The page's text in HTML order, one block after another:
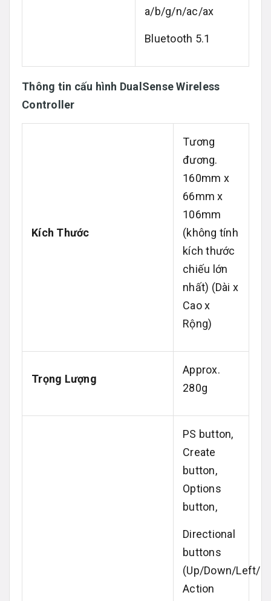
a/b/g/n/ac/ax
Bluetooth 5.1
Thông tin cấu hình DualSense Wireless
Controller
Kích Thước
Tương
đương.
160mm x
66mm x
106mm
(không tính
kích thước
chiếu lớn
nhất) (Dài x
Cao x
Rộng)
Trọng Lượng
Approx.
280g
PS button,
Create
button,
Options
button,
Directional
buttons
(Up/Down/Left/
Action